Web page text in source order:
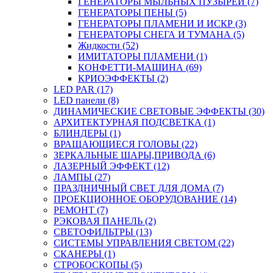
ГЕНЕРАТОРЫ ПЕНЫ (5)
ГЕНЕРАТОРЫ ПЛАМЕНИ И ИСКР (3)
ГЕНЕРАТОРЫ СНЕГА И ТУМАНА (5)
Жидкости (52)
ИМИТАТОРЫ ПЛАМЕНИ (1)
КОНФЕТТИ-МАШИНА (69)
КРИОЭФФЕКТЫ (2)
LED PAR (17)
LED панели (8)
ДИНАМИЧЕСКИЕ СВЕТОВЫЕ ЭФФЕКТЫ (30)
АРХИТЕКТУРНАЯ ПОДСВЕТКА (1)
БЛИНДЕРЫ (1)
ВРАЩАЮЩИЕСЯ ГОЛОВЫ (22)
ЗЕРКАЛЬНЫЕ ШАРЫ,ПРИВОДА (6)
ЛАЗЕРНЫЙ ЭФФЕКТ (12)
ЛАМПЫ (27)
ПРАЗДНИЧНЫЙ СВЕТ ДЛЯ ДОМА (7)
ПРОЕКЦИОННОЕ ОБОРУДОВАНИЕ (14)
РЕМОНТ (7)
РЭКОВАЯ ПАНЕЛЬ (2)
СВЕТОФИЛЬТРЫ (13)
СИСТЕМЫ УПРАВЛЕНИЯ СВЕТОМ (22)
СКАНЕРЫ (1)
СТРОБОСКОПЫ (5)